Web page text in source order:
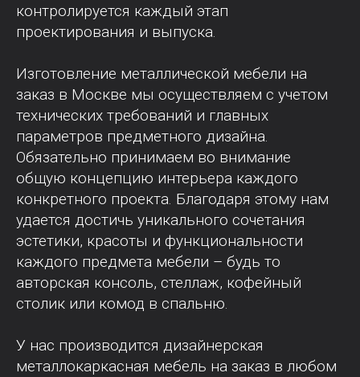
контролируется каждый этап
проектирования и выпуска.
Изготовление металлической мебели на
заказ в Москве мы осуществляем с учетом
технических требований и главных
параметров предметного дизайна.
Обязательно принимаем во внимание
общую концепцию интерьера каждого
конкретного проекта. Благодаря этому нам
удается достичь уникального сочетания
эстетики, красоты и функциональности
каждого предмета мебели – будь то
авторская консоль, стеллаж, кофейный
столик или комод в спальню.
У нас производится дизайнерская
металлокаркасная мебель на заказ в любом